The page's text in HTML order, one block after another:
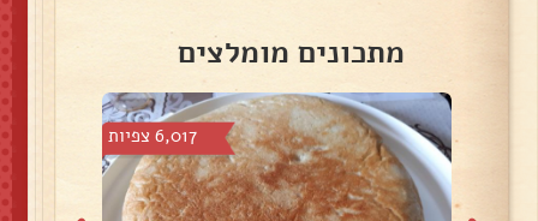
מתכונים מומלצים
6,017 צפיות